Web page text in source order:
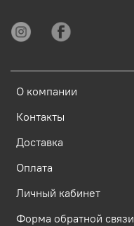
О компании
Контакты
Доставка
Оплата
Личный кабинет
Форма обратной связи